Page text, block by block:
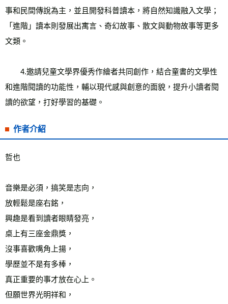
事和民間傳說為主，並且開發科普讀本，將自然知識融入文學；
「進階」讀本則發展出寓言、奇幻故事、散文與動物故事等更多
文類。
4.邀請兒童文學界優秀作繪者共同創作，結合童書的文學性
和進階閱讀的功能性，輔以現代感與創意的面貌，提升小讀者閱
讀的欲望，打好學習的基礎。
作者介紹
哲也
音樂是必須，搞笑是志向，
放輕鬆是座右銘，
興趣是看到讀者眼睛發亮，
桌上有三座金鼎獎，
沒事喜歡嘴角上揚，
學歷並不是有多棒，
真正重要的事才放在心上。
但願世界光明祥和，